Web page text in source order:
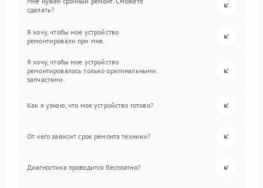
сделать?
Я хочу, чтобы мое устройство
ремонтировали при мне.
Я хочу, чтобы мое устройство
ремонтировалось только оригинальными
запчастями.
Как я узнаю, что мое устройство готово?
От чего зависит срок ремонта техники?
Диагностика проводится бесплатно?